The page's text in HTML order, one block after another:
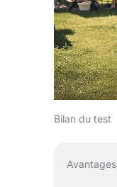
Bilan du test
Avantages